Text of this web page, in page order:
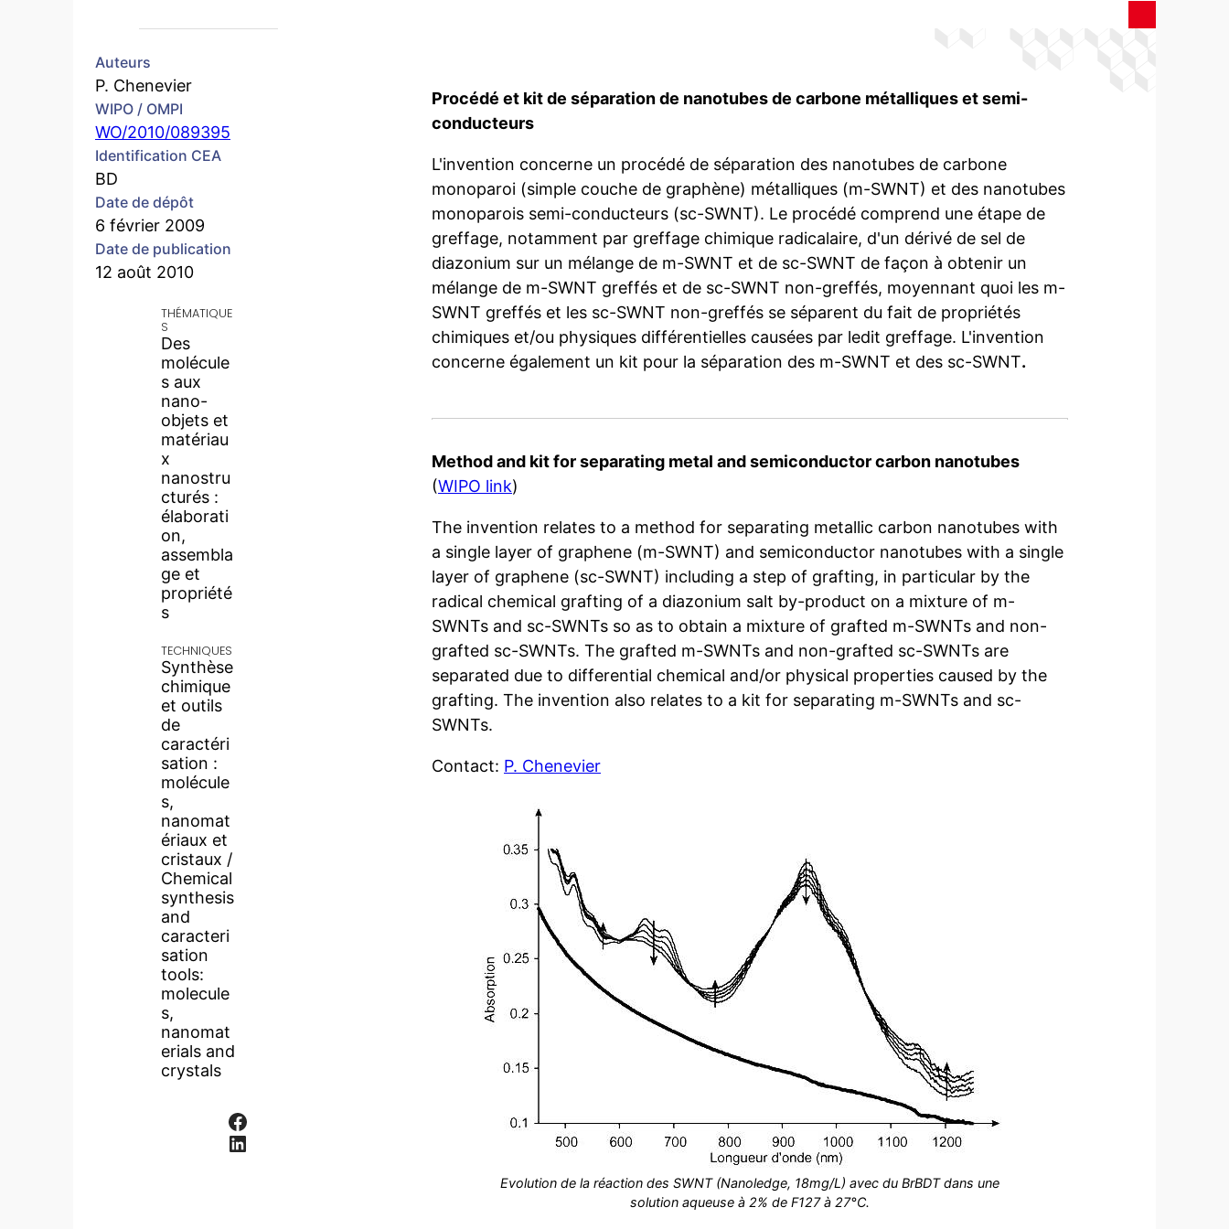
Auteurs
P. Chenevier
WIPO / OMPI
WO/2010/089395
Identification CEA
BD
Date de dépôt
6 février 2009
Date de publication
12 août 2010
THÉMATIQUE
S
Des
molécule
s aux
nano-
objets et
matériau
x
nanostru
cturés :
élaborati
on,
assembla
ge et
propriété
s
TECHNIQUES
Synthèse
chimique
et outils
de
caractéri
sation :
molécule
s,
nanomat
ériaux et
cristaux /
Chemical
synthesis
and
caracteri
sation
tools:
molecule
s,
nanomat
erials and
crystals
Facebook
LinkedIn
Procédé et kit de séparation de nanotubes de carbone métalliques et semi-
conducteurs
L'invention concerne un procédé de séparation des nanotubes de carbone
monoparoi (simple couche de graphène) métalliques (m-SWNT) et des nanotubes
monoparois semi-conducteurs (sc-SWNT). Le procédé comprend une étape de
greffage, notamment par greffage chimique radicalaire, d'un dérivé de sel de
diazonium sur un mélange de m-SWNT et de sc-SWNT de façon à obtenir un
mélange de m-SWNT greffés et de sc-SWNT non-greffés, moyennant quoi les m-
SWNT greffés et les sc-SWNT non-greffés se séparent du fait de propriétés
chimiques et/ou physiques différentielles causées par ledit greffage. L'invention
concerne également un kit pour la séparation des m-SWNT et des sc-SWNT.
Method and kit for separating metal and semiconductor carbon nanotubes
(WIPO link)
The invention relates to a method for separating metallic carbon nanotubes with
a single layer of graphene (m-SWNT) and semiconductor nanotubes with a single
layer of graphene (sc-SWNT) including a step of grafting, in particular by the
radical chemical grafting of a diazonium salt by-product on a mixture of m-
SWNTs and sc-SWNTs so as to obtain a mixture of grafted m-SWNTs and non-
grafted sc-SWNTs. The grafted m-SWNTs and non-grafted sc-SWNTs are
separated due to differential chemical and/or physical properties caused by the
grafting. The invention also relates to a kit for separating m-SWNTs and sc-
SWNTs.
Contact: P. Chenevier
Evolution de la réaction des SWNT (Nanoledge, 18mg/L) avec du BrBDT dans une
solution aqueuse à 2% de F127 à 27°C.